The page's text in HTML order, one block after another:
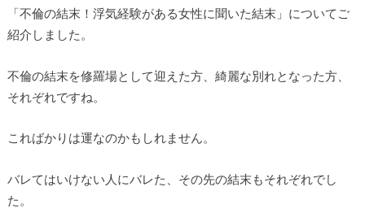
「不倫の結末！浮気経験がある女性に聞いた結末」についてご
紹介しました。
不倫の結末を修羅場として迎えた方、綺麗な別れとなった方、
それぞれですね。
こればかりは運なのかもしれません。
バレてはいけない人にバレた、その先の結末もそれぞれでし
た。